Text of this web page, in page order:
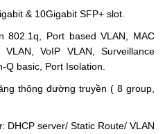
& 10Gigabit SFP+ slot.
Port based VLAN, MAC
VoIP VLAN, Surveillance
Q basic, Port Isolation.
thông đường truyền ( 8 group,
DHCP server/ Static Route/ VLAN